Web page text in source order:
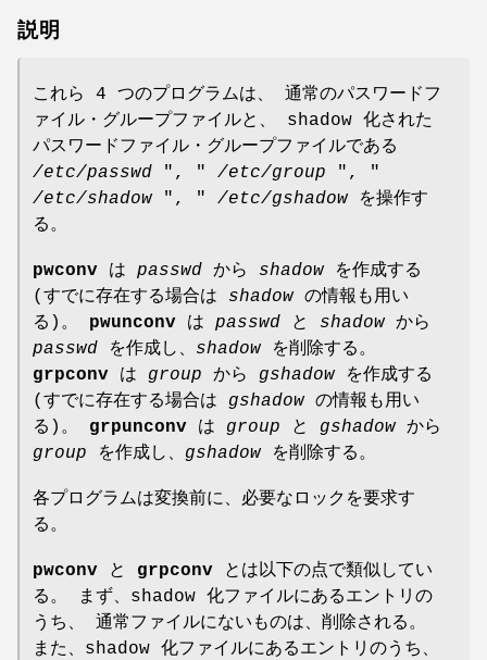
説明
これら 4 つのプログラムは、 通常のパスワードフ
ァイル・グループファイルと、 shadow 化された
パスワードファイル・グループファイルである
/etc/passwd ", " /etc/group ", "
/etc/shadow ", " /etc/gshadow を操作す
る。
pwconv は passwd から shadow を作成する
(すでに存在する場合は shadow の情報も用い
る)。 pwunconv は passwd と shadow から
passwd を作成し、 shadow を削除する。
grpconv は group から gshadow を作成する
(すでに存在する場合は gshadow の情報も用い
る)。 grpunconv は group と gshadow から
group を作成し、 gshadow を削除する。
各プログラムは変換前に、必要なロックを要求す
る。
pwconv と grpconv とは以下の点で類似してい
る。 まず、shadow 化ファイルにあるエントリの
うち、 通常ファイルにないものは、削除される。
また、shadow 化ファイルにあるエントリのうち、